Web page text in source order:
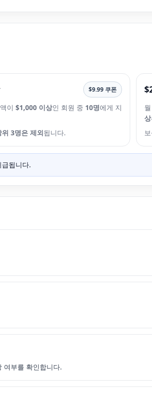
$9.99 쿠폰
이 $1,000 이상인 회원 중 10명에게 지
3명은 제외됩니다.
됩니다.
여부를 확인합니다.